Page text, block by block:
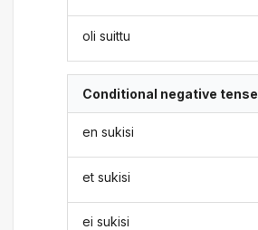
oli suittu
Conditional negative tense
en sukisi
et sukisi
ei sukisi